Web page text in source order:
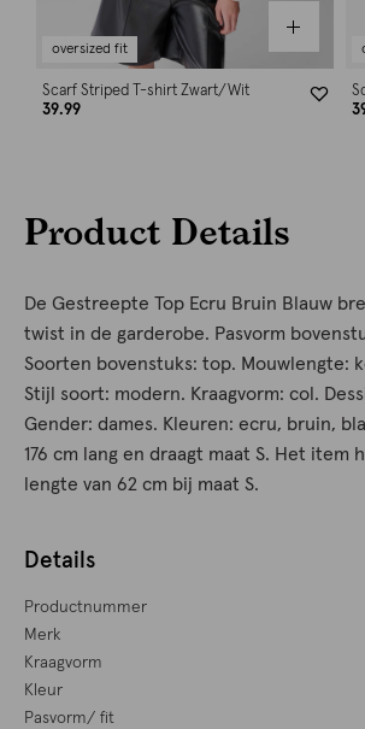
oversized fit
Scarf Striped T-shirt Zwart/Wit
39.99
Product Details
De Gestreepte Top Ecru Bruin Blauw
twist in de garderobe. Pasvorm
Soorten bovenstuks: top. Mouwlengte:
Stijl soort: modern. Kraagvorm: col.
Gender: dames. Kleuren: ecru, bruin,
176 cm lang en draagt maat S. Het item
lengte van 62 cm bij maat S.
Details
Productnummer
Merk
Kraagvorm
Kleur
Pasvorm/ fit